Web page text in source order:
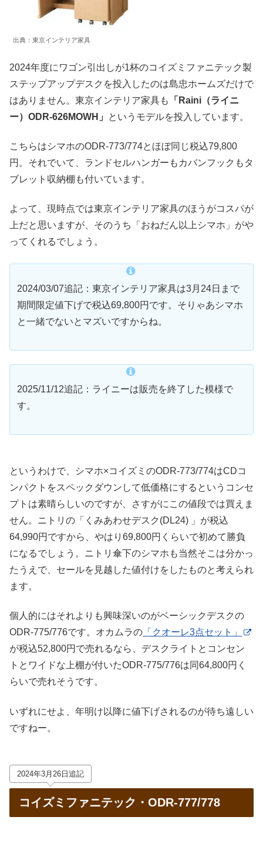
出典：東京インテリア家具
2024年度にワゴン引出しが1杯のコイズミファニテック製
ステップアップデスクを投入したのは島忠ホームズだけで
はありません。東京インテリア家具も
「Raini（ライニ
ー）ODR-626MOWH」
というモデルを投入しています。
こちらはシマホのODR-773/774とほぼ同じ税込79,800
円。それでいて、ランドセルハンガーもカバンフックもタ
ブレット収納棚も付いています。
よって、現時点では東京インテリア家具のほうがコスパが
上だと思いますが、そのうち「おねだん以上シマホ」がや
ってくれるでしょう。
2024/03/07追記：東京インテリア家具は3月24日まで
期間限定値下げで税込69,800円です。そりゃあシマホ
と一緒でないとマズいですからね。
2025/11/12追記：ライニーは販売を終了した模様で
す。
というわけで、シマホ×コイズミのODR-773/774はCDコ
ンパクトをスペックダウンして低価格にするというコンセ
プトは素晴らしいのですが、さすがにこの値段では買えま
せん。ニトリの「くみあわせデスク(DL24) 」が税込
64,990円ですから、やはり69,800円くらいで初めて勝負
になるでしょう。ニトリ傘下のシマホも当然そこは分かっ
たうえで、セールを見越した値付けをしたものと考えられ
ます。
個人的にはそれよりも興味深いのがベーシックデスクの
ODR-775/776です。オカムラの 「クオーレ3点セット」
が税込52,800円で売れるなら、デスクライトとコンセン
トとワイドな上棚が付いたODR-775/776は同64,800円く
らいで売れそうです。
いずれにせよ、年明け以降に値下げされるのが待ち遠しい
ですねー。
2024年3月26日追記
コイズミファニテック・ODR-777/778